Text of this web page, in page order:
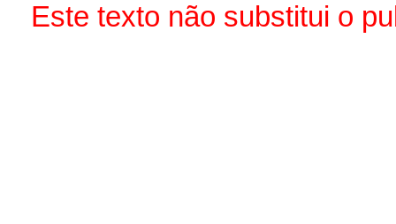
Este texto não substitui o